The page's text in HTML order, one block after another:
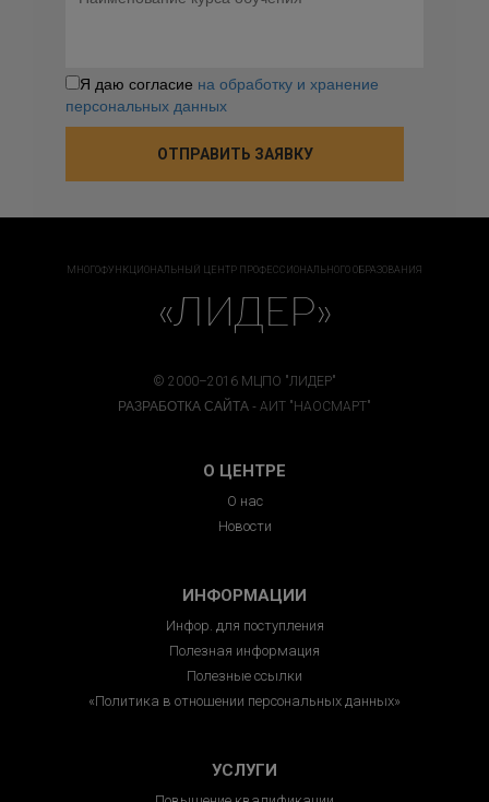
Я даю согласие на обработку и хранение
персональных данных
МНОГОФУНКЦИОНАЛЬНЫЙ ЦЕНТР ПРОФЕССИОНАЛЬНОГО ОБРАЗОВАНИЯ
«ЛИДЕР»
© 2000–2016 МЦПО "ЛИДЕР"
РАЗРАБОТКА САЙТА - АИТ "НАОСМАРТ"
О ЦЕНТРЕ
О нас
Новости
ИНФОРМАЦИИ
Инфор. для поступления
Полезная информация
Полезные ссылки
«Политика в отношении персональных данных»
УСЛУГИ